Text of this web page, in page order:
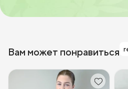
Вам может понравиться